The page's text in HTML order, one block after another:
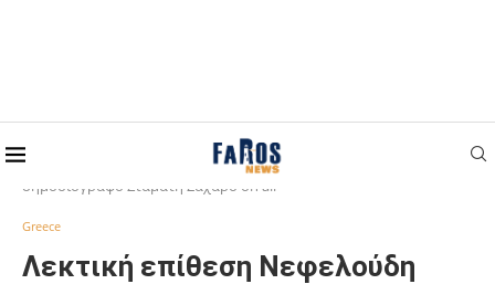
Home
Λεκτική επίθεση Νεφελούδη στον
δημοσιογράφο Σταμάτη Ζαχαρό on air
Greece
Λεκτική επίθεση Νεφελούδη